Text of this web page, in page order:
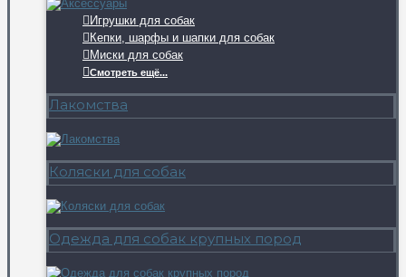
Игрушки для собак
Кепки, шарфы и шапки для собак
Миски для собак
Смотреть ещё...
Лакомства
Коляски для собак
Одежда для собак крупных пород